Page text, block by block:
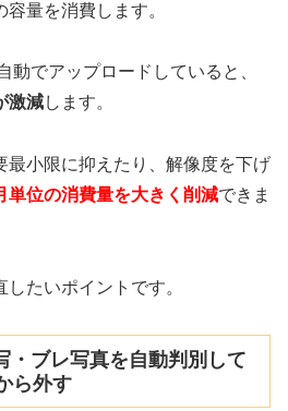
量を消費します。
動でアップロードしていると、
激減します。
最小限に抑えたり、解像度を下げ
単位の消費量を大きく削減できま
たいポイントです。
・ブレ写真を自動判別して
ら外す